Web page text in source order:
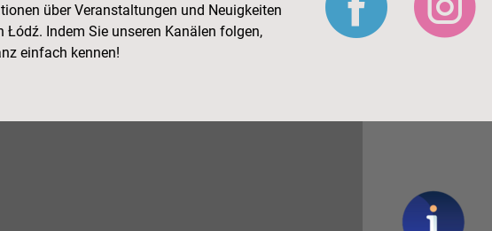
über Veranstaltungen und Neuigkeiten
Indem Sie unseren Kanälen folgen,
einfach kennen!